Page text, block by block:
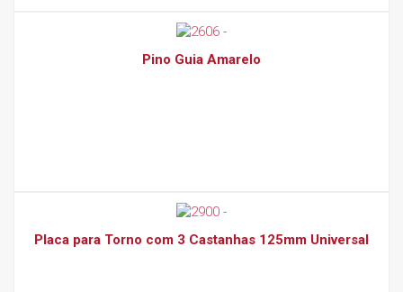
Pino Guia Amarelo
Placa para Torno com 3 Castanhas 125mm Universal